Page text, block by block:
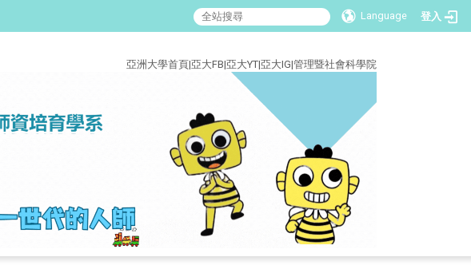
Language 登入
亞洲大學首頁|亞大FB|亞大YT|亞大IG|管理暨社會科學院